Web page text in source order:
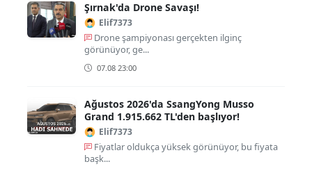
Şırnak'da Drone Savaşı!
Elif7373
Drone şampiyonası gerçekten ilginç
görünüyor, ge...
07.08 23:00
Ağustos 2026'da SsangYong Musso
Grand 1.915.662 TL'den başlıyor!
Elif7373
Fiyatlar oldukça yüksek görünüyor, bu fiyata
başk...